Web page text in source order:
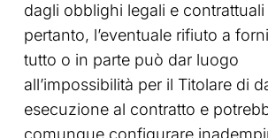
dagli obblighi legali e contrattuali
pertanto, l’eventuale rifiuto a
tutto o in parte può dar luogo
all’impossibilità per il Titolare di
esecuzione al contratto e